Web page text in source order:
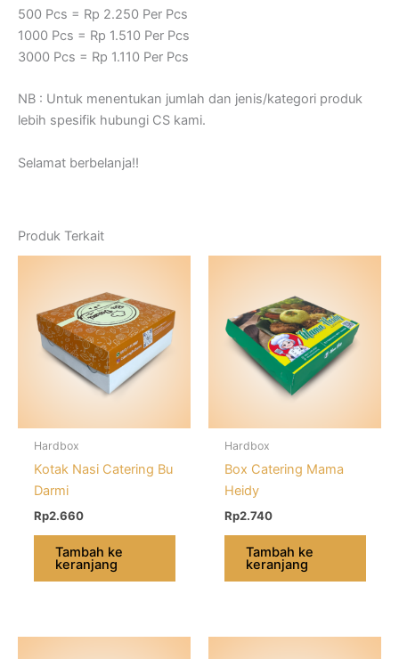
500 Pcs = Rp 2.250 Per Pcs
1000 Pcs = Rp 1.510 Per Pcs
3000 Pcs = Rp 1.110 Per Pcs
NB : Untuk menentukan jumlah dan jenis/kategori produk
lebih spesifik hubungi CS kami.
Selamat berbelanja!!
Produk Terkait
Hardbox
Kotak Nasi Catering Bu
Darmi
Rp2.660
Tambah ke
keranjang
Hardbox
Box Catering Mama
Heidy
Rp2.740
Tambah ke
keranjang